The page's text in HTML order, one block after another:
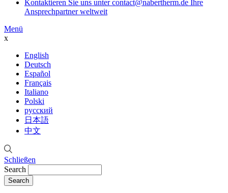
Kontaktieren Sie uns unter contact@nabertherm.de Ihre
Ansprechpartner weltweit
Menü
x
English
Deutsch
Español
Français
Italiano
Polski
русский
日本語
中文
Schließen
Search